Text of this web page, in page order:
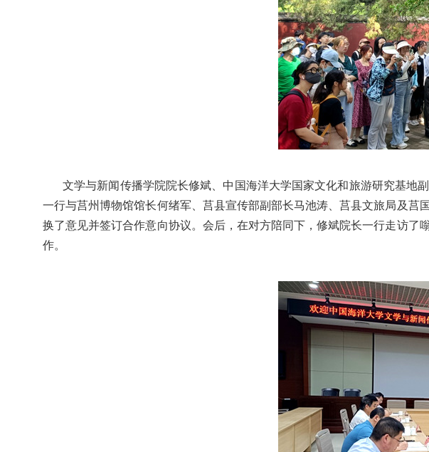
文学与新闻传播学院院长修斌、中国海洋大学国家文化和旅游研究基地
一行与莒州博物馆馆长何绪军、莒县宣传部副部长马池涛、莒县文旅局及
换了意见并签订合作意向协议。会后，在对方陪同下，修斌院长一行走访
作。